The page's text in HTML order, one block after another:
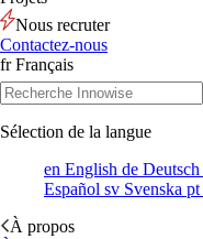
Nous recruter
Contactez-nous
fr Français
Sélection de la langue
en English de Deutsch
Español sv Svenska pt
À propos